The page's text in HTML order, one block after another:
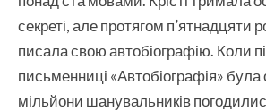
секреті, але протягом п’ятнадцяти
писала свою автобіографію. Коли
письменниці «Автобіографія» була
мільйони шанувальників